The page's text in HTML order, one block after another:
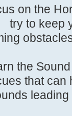
on the
try to keep
the
that can